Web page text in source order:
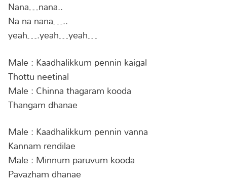
Nana…nana..
Na na nana…..
yeah….yeah…yeah…
Male : Kaadhalikkum pennin kaigal
Thottu neetinal
Male : Chinna thagaram kooda
Thangam dhanae
Male : Kaadhalikkum pennin vanna
Kannam rendilae
Male : Minnum paruvum kooda
Pavazham dhanae